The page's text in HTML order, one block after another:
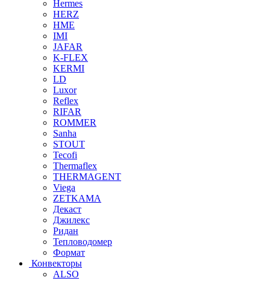
Hermes
HERZ
HME
IMI
JAFAR
K-FLEX
KERMI
LD
Luxor
Reflex
RIFAR
ROMMER
Sanha
STOUT
Tecofi
Thermaflex
THERMAGENT
Viega
ZETKAMA
Декаст
Джилекс
Ридан
Тепловодомер
Формат
Конвекторы
ALSO